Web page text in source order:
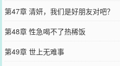
第47章 清妍，我们是好朋友对吧？
第48章 性急喝不了热稀饭
第49章 世上无难事